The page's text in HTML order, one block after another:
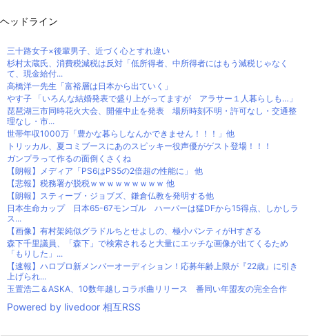
ヘッドライン
三十路女子×後輩男子、近づく心とすれ違い
杉村太蔵氏、消費税減税は反対「低所得者、中所得者にはもう減税じゃなく
て、現金給付...
高橋洋一先生「富裕層は日本から出ていく」
やす子 「いろんな結婚発表で盛り上がってますが アラサー１人暮らしも…」
琵琶湖三市同時花火大会、開催中止を発表 場所時刻不明・許可なし・交通整
理なし・市...
世帯年収1000万「豊かな暮らしなんかできません！！！」他
トリッカル、夏コミブースにあのスピッキー役声優がゲスト登場！！！
ガンプラって作るの面倒くさくね
【朗報】メディア「PS6はPS5の2倍超の性能に」 他
【悲報】税務署が脱税ｗｗｗｗｗｗｗｗｗ 他
【朗報】スティーブ・ジョブズ、鎌倉仏教を発明する他
日本生命カップ 日本65-67モンゴル ハーパーは猛DFから15得点、しかしラ
ス...
【画像】有村架純似グラドルちとせよしの、極小パンティがHすぎる
森下千里議員、「森下」で検索されると大量にエッチな画像が出てくるため
「もりした」...
【速報】ハロプロ新メンバーオーディション！応募年齢上限が『22歳』に引き
上げられ...
玉置浩二＆ASKA、10数年越しコラボ曲リリース 番同い年盟友の完全合作
Powered by livedoor 相互RSS